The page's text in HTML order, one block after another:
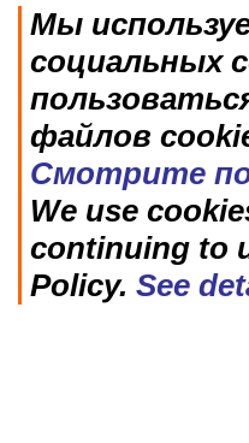
Мы
социальных
файлов
Смотрите
We use
continuing to
Policy. See